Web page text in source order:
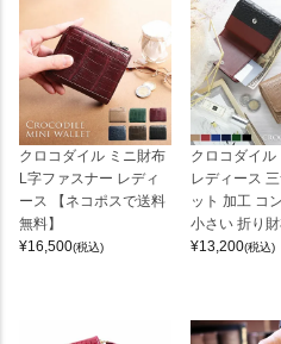
クロコダイル ミニ財布
L字ファスナー レディ
ース 【ネコポスで送料
無料】
¥16,500(税込)
クロコダイル
レディース
ット 加工 コ
小さい 折り
¥13,200(税込)